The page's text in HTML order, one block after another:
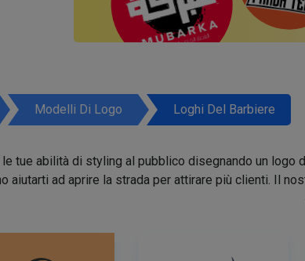
Modelli Di Logo Loghi Del Barbiere
tue abilità di styling al pubblico disegnando un
aiutarti ad aprire la strada per attirare più clienti. Il